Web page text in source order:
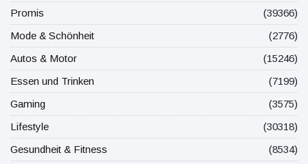
Promis
(39366)
Mode & Schönheit
(2776)
Autos & Motor
(15246)
Essen und Trinken
(7199)
Gaming
(3575)
Lifestyle
(30318)
Gesundheit & Fitness
(8534)